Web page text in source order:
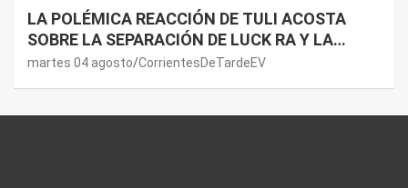
LA POLÉMICA REACCIÓN DE TULI ACOSTA
SOBRE LA SEPARACIÓN DE LUCK RA Y LA
JOAQUI: “¿MI VERDAD?”
martes 04 agosto CorrientesDeTardeEV